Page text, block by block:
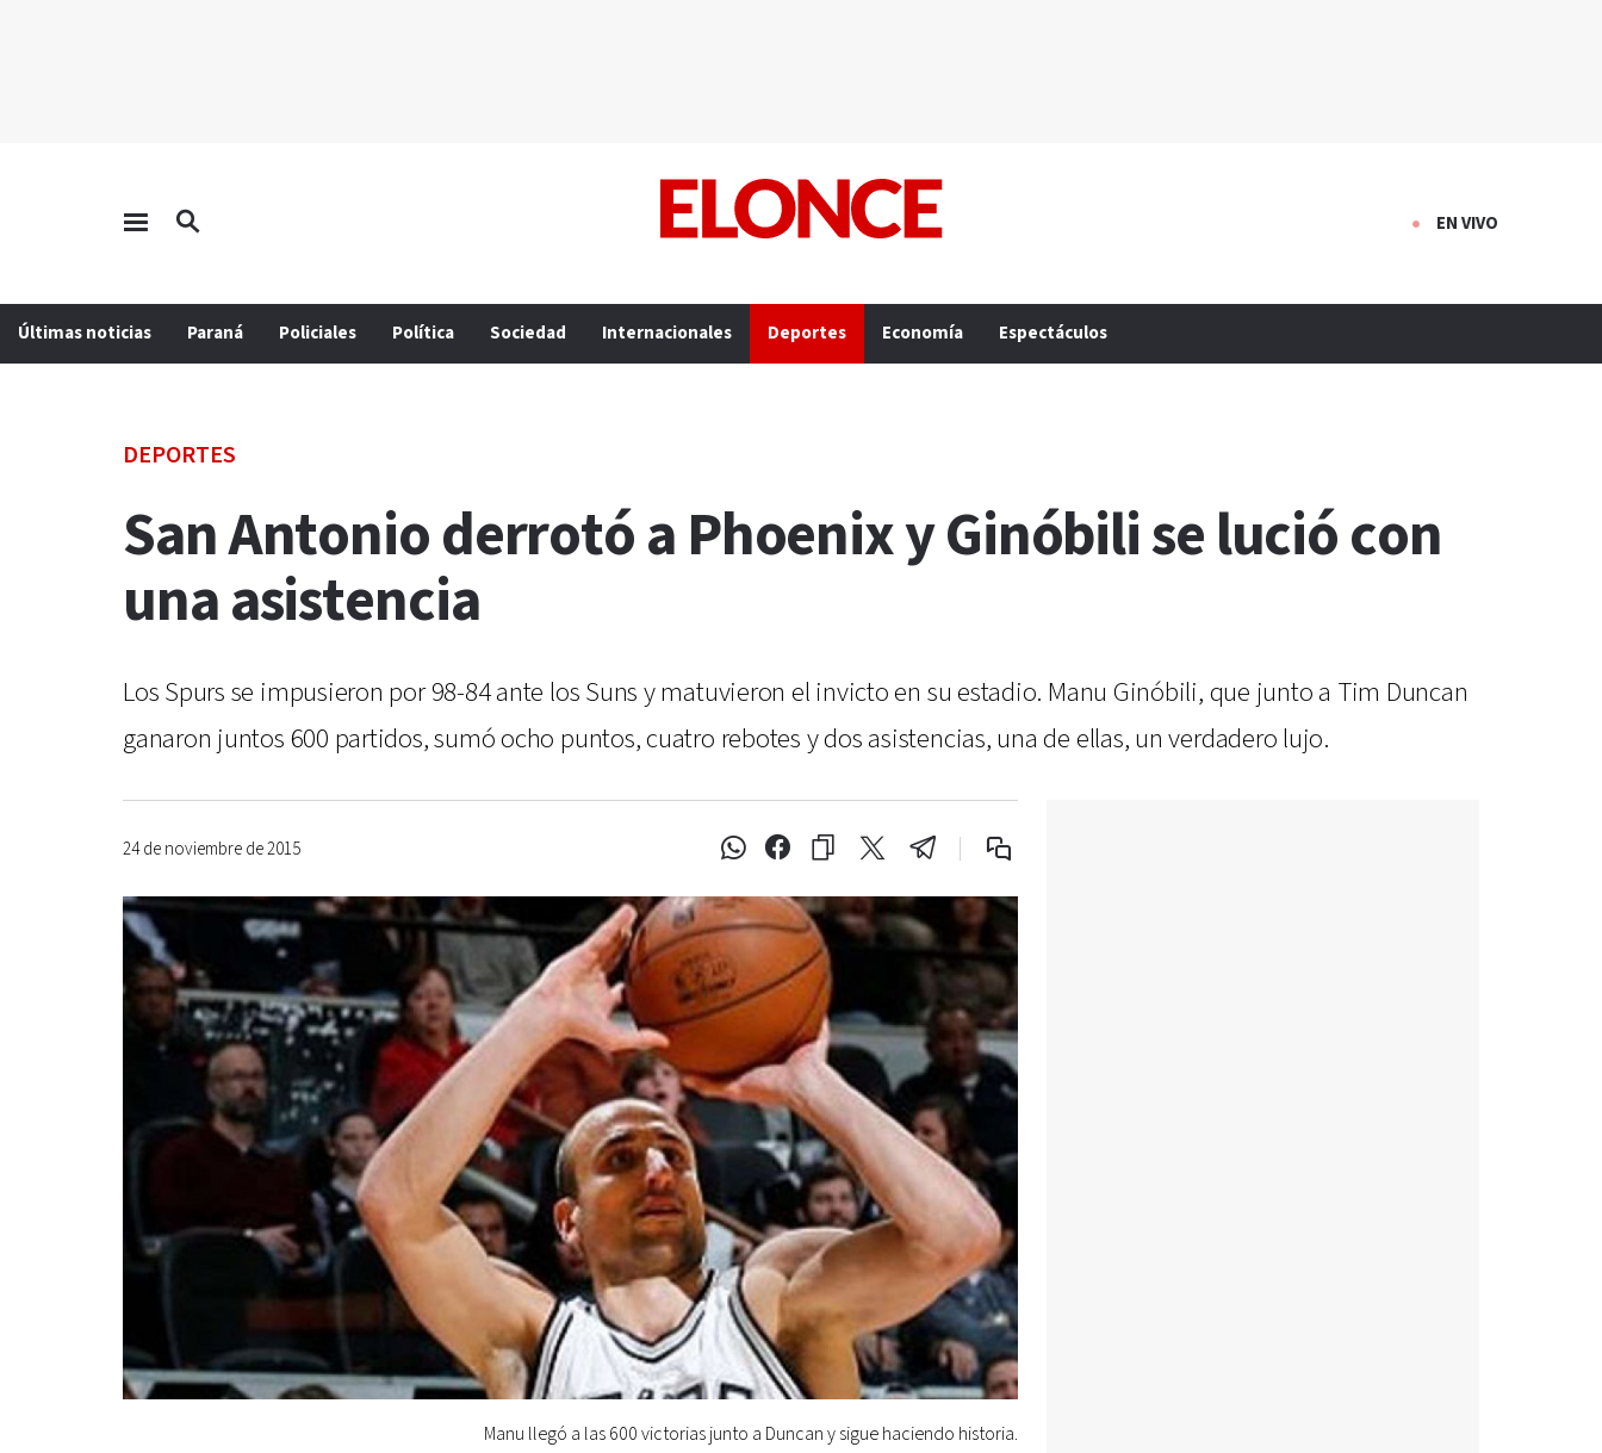
EN VIVO
Últimas noticias Paraná Policiales Política Sociedad Internacionales Deportes Economía Espectáculos
DEPORTES
San Antonio derrotó a Phoenix y Ginóbili se lució con
una asistencia
Los Spurs se impusieron por 98-84 ante los Suns y matuvieron el invicto en su estadio. Manu Ginóbili, que junto a Tim Duncan
ganaron juntos 600 partidos, sumó ocho puntos, cuatro rebotes y dos asistencias, una de ellas, un verdadero lujo.
24 de noviembre de 2015
Manu llegó a las 600 victorias junto a Duncan y sigue haciendo historia.